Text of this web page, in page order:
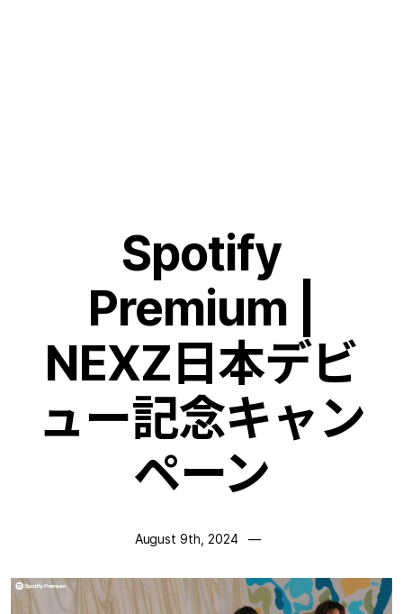
Spotify
Premium |
NEXZ日本デビ
ュー記念キャン
ペーン
August 9th, 2024 —